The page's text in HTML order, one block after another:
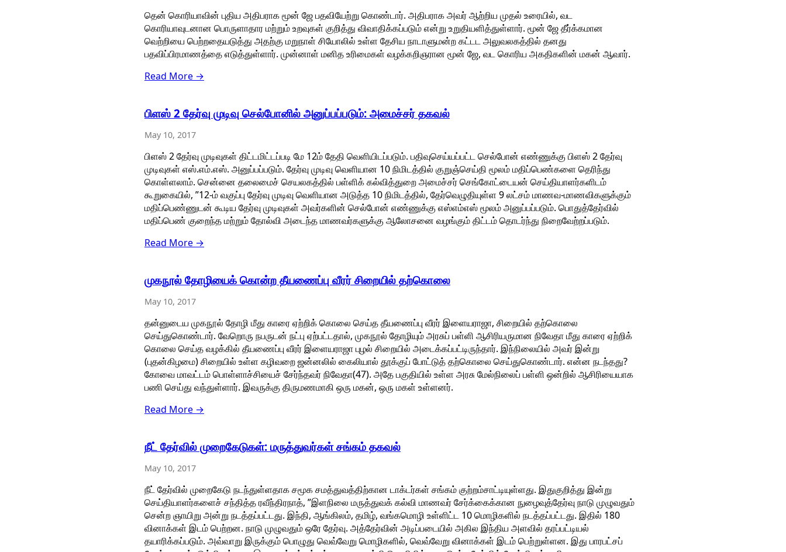
தென் கொரியாவின் புதிய அதிபராக மூன் ஜே பதவியேற்று கொண்டார். அதிபராக அவர் ஆற்றிய முதல் உரையில், வட
கொரியாவுடனான பொருளாதார மற்றும் உறவுகள் குறித்து விவாதிக்கப்படும் என்று உறுதியளித்துள்ளார். மூன் ஜே தீர்க்கமான
வெற்றியை பெற்றதையடுத்து அதற்கு மறுநாள் சியோலில் உள்ள தேசிய நாடாளுமன்ற கட்டட அலுவலகத்தில் தனது
பதவிப்பிரமாணத்தை எடுத்துள்ளார். முன்னாள் மனித உரிமைகள் வழக்கறிஞரான மூன் ஜே, வட கொரிய அகதிகளின் மகன் ஆவார்.
Read More →
பிளஸ் 2 தேர்வு முடிவு செல்போனில் அனுப்பப்படும்: அமைச்சர் தகவல்
May 10, 2017
பிளஸ் 2 தேர்வு முடிவுகள் திட்டமிட்டப்படி மே 12ம் தேதி வெளியிடப்படும். பதிவுசெய்யப்பட்ட செல்போன் எண்ணுக்கு பிளஸ் 2 தேர்வு
முடிவுகள் எஸ்.எம்.எஸ். அனுப்பப்படும். தேர்வு முடிவு வெளியான 10 நிமிடத்தில் குறுஞ்செய்தி மூலம் மதிப்பெண்களை தெரிந்து
கொள்ளலாம். சென்னை தலைமைச் செயலகத்தில் பள்ளிக் கல்வித்துறை அமைச்சர் செங்கோட்டையன் செய்தியாளர்களிடம்
கூறுகையில், ”12-ம் வகுப்பு தேர்வு முடிவு வெளியான அடுத்த 10 நிமிடத்தில், தேர்வெழுதியுள்ள 9 லட்சம் மாணவ-மாணவிகளுக்கும்
மதிப்பெண்ணுடன் கூடிய தேர்வு முடிவுகள் அவர்களின் செல்போன் எண்ணுக்கு எஸ்எம்எஸ் மூலம் அனுப்பப்படும். பொதுத்தேர்வில்
மதிப்பெண் குறைந்த மற்றும் தோல்வி அடைந்த மாணவர்களுக்கு ஆலோசனை வழங்கும் திட்டம் தொடர்ந்து நிறைவேற்றப்படும்.
Read More →
முகநூல் தோழியைக் கொன்ற தீயணைப்பு வீரர் சிறையில் தற்கொலை
May 10, 2017
தன்னுடைய முகநூல் தோழி மீது காரை ஏற்றிக் கொலை செய்த தீயணைப்பு வீரர் இளையராஜா, சிறையில் தற்கொலை
செய்துகொண்டார். வேறொரு நபருடன் நட்பு ஏற்பட்டதால், முகநூல் தோழியும் அரசுப் பள்ளி ஆசிரியருமான நிவேதா மீது காரை ஏற்றிக்
கொலை செய்த வழக்கில் தீயணைப்பு வீரர் இளையராஜா புழல் சிறையில் அடைக்கப்பட்டிருந்தார். இந்நிலையில் அவர் இன்று
(புதன்கிழமை) சிறையில் உள்ள கழிவறை ஜன்னலில் கைலியால் தூக்குப் போட்டுத் தற்கொலை செய்துகொண்டார். என்ன நடந்தது?
கோவை மாவட்டம் பொள்ளாச்சியைச் சேர்ந்தவர் நிவேதா(47). அதே பகுதியில் உள்ள அரசு மேல்நிலைப் பள்ளி ஒன்றில் ஆசிரியையாக
பணி செய்து வந்துள்ளார். இவருக்கு திருமணமாகி ஒரு மகன், ஒரு மகள் உள்ளனர்.
Read More →
நீட் தேர்வில் முறைகேடுகள்: மருத்துவர்கள் சங்கம் தகவல்
May 10, 2017
நீட் தேர்வில் முறைகேடு நடந்துள்ளதாக சமூக சமத்துவத்திற்கான டாக்டர்கள் சங்கம் குற்றம்சாட்டியுள்ளது. இதுகுறித்து இன்று
செய்தியாளர்களைச் சந்தித்த ரவீந்திரநாத், ”இளநிலை மருத்துவக் கல்வி மாணவர் சேர்க்கைக்கான நுழைவுத்தேர்வு நாடு முழுவதும்
சென்ற ஞாயிறு அன்று நடத்தப்பட்டது. இந்தி, ஆங்கிலம், தமிழ், வங்கமொழி உள்ளிட்ட 10 மொழிகளில் நடத்தப்பட்டது. இதில் 180
வினாக்கள் இடம் பெற்றன. நாடு முழுவதும் ஒரே தேர்வு. அத்தேர்வின் அடிப்படையில் அகில இந்திய அளவில் தரப்பட்டியல்
தயாரிக்கப்படும். அவ்வாறு இருக்கும் பொழுது வெவ்வேறு மொழிகளில், வெவ்வேறு வினாக்கள் இடம் பெற்றுள்ளன. இது பாரபட்சப்